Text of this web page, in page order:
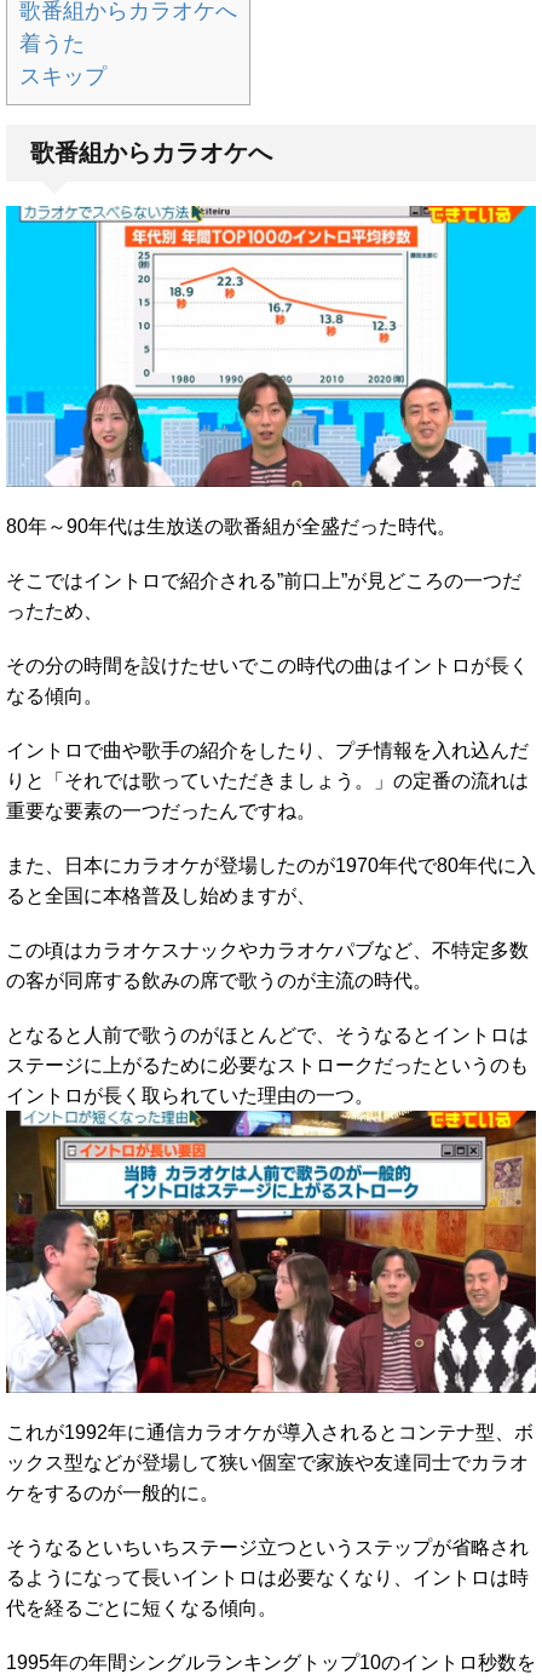
歌番組からカラオケへ
着うた
スキップ
歌番組からカラオケへ
80年～90年代は生放送の歌番組が全盛だった時代。
そこではイントロで紹介される”前口上”が見どころの一つだ
ったため、
その分の時間を設けたせいでこの時代の曲はイントロが長く
なる傾向。
イントロで曲や歌手の紹介をしたり、プチ情報を入れ込んだ
りと「それでは歌っていただきましょう。」の定番の流れは
重要な要素の一つだったんですね。
また、日本にカラオケが登場したのが1970年代で80年代に入
ると全国に本格普及し始めますが、
この頃はカラオケスナックやカラオケパブなど、不特定多数
の客が同席する飲みの席で歌うのが主流の時代。
となると人前で歌うのがほとんどで、そうなるとイントロは
ステージに上がるために必要なストロークだったというのも
イントロが長く取られていた理由の一つ。
これが1992年に通信カラオケが導入されるとコンテナ型、ボ
ックス型などが登場して狭い個室で家族や友達同士でカラオ
ケをするのが一般的に。
そうなるといちいちステージ立つというステップが省略され
るようになって長いイントロは必要なくなり、イントロは時
代を経るごとに短くなる傾向。
1995年の年間シングルランキングトップ10のイントロ秒数を